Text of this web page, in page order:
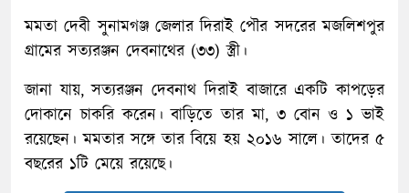
মমতা দেবী সুনামগঞ্জ জেলার দিরাই পৌর সদরের মজলিশপুর
গ্রামের সত্যরঞ্জন দেবনাথের (৩৩) স্ত্রী।
জানা যায়, সত্যরঞ্জন দেবনাথ দিরাই বাজারে একটি কাপড়ের
দোকানে চাকরি করেন। বাড়িতে তার মা, ৩ বোন ও ১ ভাই
রয়েছেন। মমতার সঙ্গে তার বিয়ে হয় ২০১৬ সালে। তাদের ৫
বছরের ১টি মেয়ে রয়েছে।